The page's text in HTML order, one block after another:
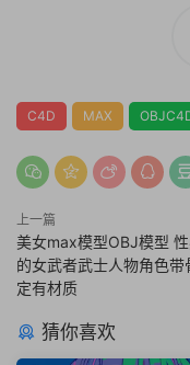
C4D MAX
上一篇
美女max模型OBJ模型
的女武者武士人物角色带
定有材质
猜你喜欢